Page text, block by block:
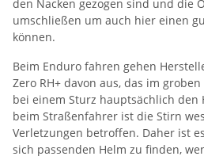
den Nacken gezogen sind und die
umschließen um auch hier einen
können.
Beim Enduro fahren gehen
Zero RH+ davon aus, das im
bei einem Sturz hauptsächlich
beim Straßenfahrer ist die Stirn
Verletzungen betroffen. Daher ist
sich passenden Helm zu finden,